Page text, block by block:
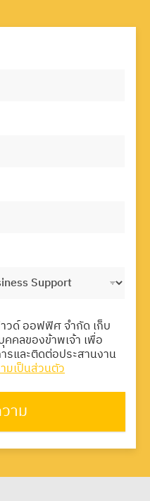
วด์ ออฟฟิศ จำกัด เก็บ
คลของข้าพเจ้า เพื่อ
รและติดต่อประสานงาน
มเป็นส่วนตัว
าม